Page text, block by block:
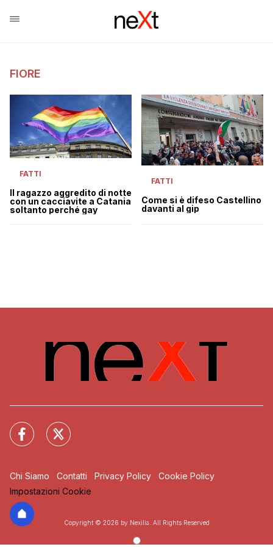
FIORE
FATTI
Il ragazzo aggredito di notte
con un cacciavite a Catania
soltanto perché gay
FATTI
Come si è difeso Castellino
davanti al gip
Chi Siamo Contatti Privacy Policy
Cookie Policy
Impostazioni Cookie
Copyright © 2026 by Nexilia. All Rights Reserved